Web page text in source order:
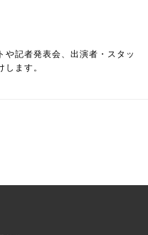
や記者発表会、出演者・スタッ
ます。